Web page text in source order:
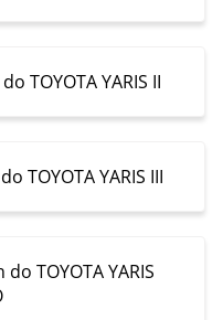
TOYOTA YARIS II
TOYOTA YARIS III
TOYOTA YARIS